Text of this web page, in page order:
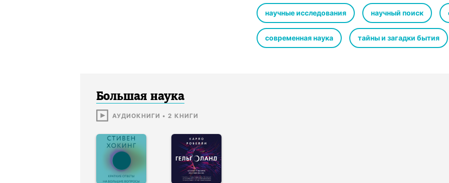
научные исследования научный поиск
современная наука тайны и загадки бытия
Большая наука
АУДИОКНИГИ • 2 КНИГИ